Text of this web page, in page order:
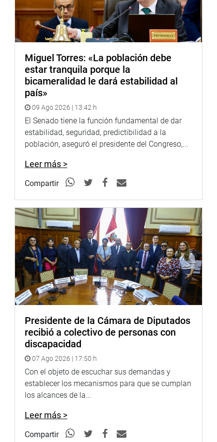
La comisión también ha creado el Premio Nacional de
Inclusión Perú, que se otorgará a las personas que
trabajen por el tema y/o a las personas con discapacidad
ANPPERÚ
La Asociación Nacional Paralímpica del Perú
(ANPPERÚ), que funciona desde el 2015, es reconocida a
nivel nacional e internacional como la entidad rectora en
el Perú del movimiento paralímpico.
La conforman las Federaciones Deportivas Nacionales
de mesa, Taekwondo y pesas.
Su presidenta, Luisa Villar Gálvez, sostuvo que el trabajo
determinación, la inspiración e igualdad de sus
deportistas.
La ANPPERÚ organiza disciplinas paradeportivas de
Atletismo, Pesas, Tiro, Natación, Fútbol 5 (Discapacidad
visual), Fútbol 7 (Parálisis cerebral), Goalball
(Discapacidad visual), Judo (Discapacidad visual) y
Boccia (Parálisis cerebral y discapacidad severa) (EPA)
CENTRO DE NOTICIAS
PRENSA-CONGRESO 12-6-18
Puede encontrar más información en nuestra página web
y redes sociales.
Miguel Torres: «La población debe
estar tranquila porque la
bicameralidad le dará estabilidad al
país»
09 Ago 2026 | 13:42 h
El Senado tiene la función fundamental de dar
estabilidad, seguridad, predictibilidad a la
población, aseguró el presidente del Congreso,...
Leer más >
Compartir
Presidente de la Cámara de Diputados
recibió a colectivo de personas con
discapacidad
07 Ago 2026 | 17:50 h
Con el objeto de escuchar sus demandas y
establecer los mecanismos para que se cumplan
los alcances de la...
Leer más >
Compartir